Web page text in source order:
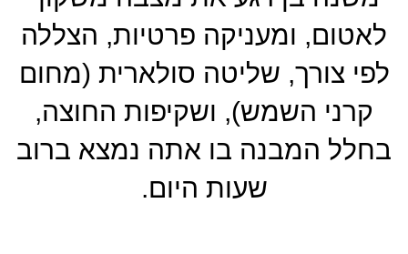
לאטום, ומעניקה פרטיות, הצללה
לפי צורך, שליטה סולארית (מחום
קרני השמש), ושקיפות החוצה,
בחלל המבנה בו אתה נמצא ברוב
שעות היום.